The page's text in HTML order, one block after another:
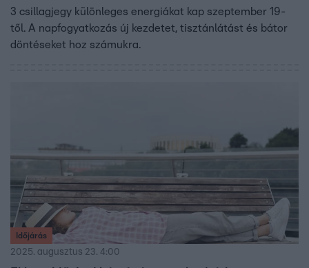
3 csillagjegy különleges energiákat kap szeptember 19-
től. A napfogyatkozás új kezdetet, tisztánlátást és bátor
döntéseket hoz számukra.
Időjárás
2025. augusztus 23. 4:00